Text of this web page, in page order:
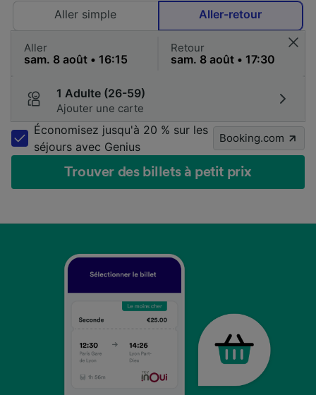
Aller simple
Aller-retour
Aller Retour
1 Adulte (26-59)
Ajouter une carte
Économisez jusqu'à 20 % sur les
séjours avec Genius
Booking.com
Trouver des billets à petit prix